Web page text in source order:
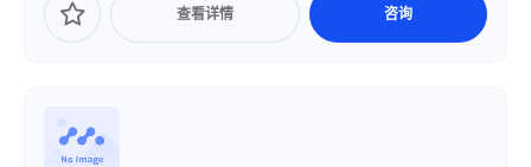
查看详情 咨询